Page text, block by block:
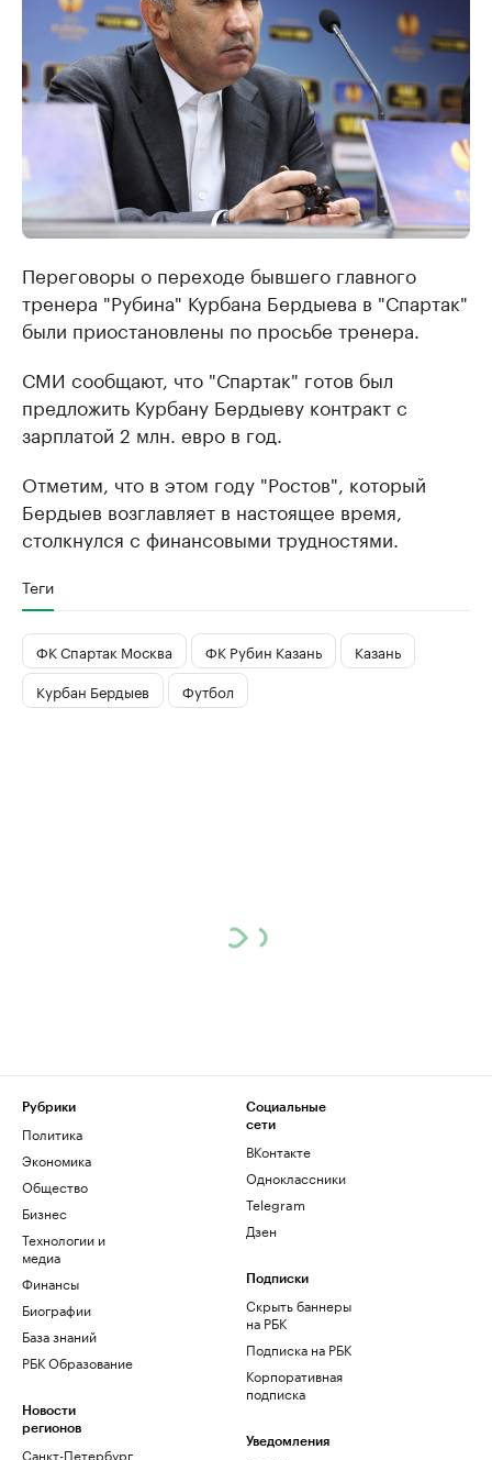
Переговоры о переходе бывшего главного
тренера "Рубина" Курбана Бердыева в "Спартак"
были приостановлены по просьбе тренера.
СМИ сообщают, что "Спартак" готов был
предложить Курбану Бердыеву контракт с
зарплатой 2 млн. евро в год.
Отметим, что в этом году "Ростов", который
Бердыев возглавляет в настоящее время,
столкнулся с финансовыми трудностями.
Теги
ФК Спартак Москва ФК Рубин Казань
Казань
Курбан Бердыев
Футбол
Рубрики
Политика
Экономика
Общество
Бизнес
Технологии и
медиа
Финансы
Биографии
База знаний
РБК Образование
Новости
регионов
Санкт-Петербург
Социальные
сети
ВКонтакте
Одноклассники
Telegram
Дзен
Подписки
Скрыть баннеры
на РБК
Подписка на РБК
Корпоративная
подписка
Уведомления